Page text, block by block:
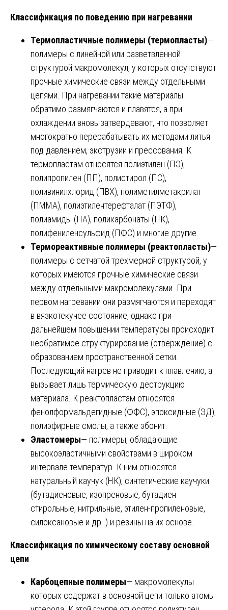
Классификация по поведению при нагревании
Термопластичные полимеры (термопласты)—
полимеры с линейной или разветвленной
структурой макромолекул, у которых отсутствуют
прочные химические связи между отдельными
цепями. При нагревании такие материалы
обратимо размягчаются и плавятся, а при
охлаждении вновь затвердевают, что позволяет
многократно перерабатывать их методами литья
под давлением, экструзии и прессования. К
термопластам относятся полиэтилен (ПЭ),
полипропилен (ПП), полистирол (ПС),
поливинилхлорид (ПВХ), полиметилметакрилат
(ПММА), полиэтилентерефталат (ПЭТФ),
полиамиды (ПА), поликарбонаты (ПК),
полифениленсульфид (ПФС) и многие другие.
Термореактивные полимеры (реактопласты)—
полимеры с сетчатой трехмерной структурой, у
которых имеются прочные химические связи
между отдельными макромолекулами. При
первом нагревании они размягчаются и переходят
в вязкотекучее состояние, однако при
дальнейшем повышении температуры происходит
необратимое структурирование (отверждение) с
образованием пространственной сетки.
Последующий нагрев не приводит к плавлению, а
вызывает лишь термическую деструкцию
материала. К реактопластам относятся
фенолформальдегидные (ФФС), эпоксидные (ЭД),
полиэфирные смолы, а также эбонит.
Эластомеры— полимеры, обладающие
высокоэластичными свойствами в широком
интервале температур. К ним относятся
натуральный каучук (НК), синтетические каучуки
(бутадиеновые, изопреновые, бутадиен-
стирольные, нитрильные, этилен-пропиленовые,
силоксановые и др. ) и резины на их основе.
Классификация по химическому составу основной
цепи
Карбоцепные полимеры— макромолекулы
которых содержат в основной цепи только атомы